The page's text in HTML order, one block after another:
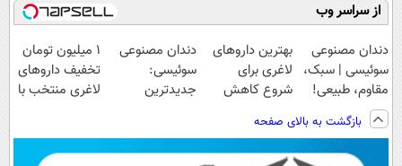
از سراسر وب
دندان مصنوعی
سوئیسی | سبک،
مقاوم، طبیعی!
ویزیت
رایگان+پرداخت
اقساطی😍
بهترین داروهای
لاغری برای
شروع کاهش
داروخانه های
نزدیکت!
دندان مصنوعی
سوئیسی:
جدیدترین
پرداخت قسطی
۱ میلیون تومان
تخفیف داروهای
لاغری منتخب با
بازگشت به بالای صفحه